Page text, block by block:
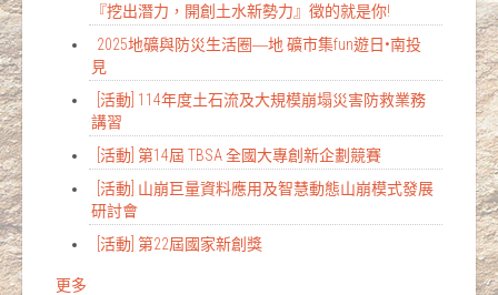
『挖出潛力，開創土水新勢力』徵的就是你!
2025地礦與防災生活圈―地 礦市集fun遊日•南投
見
[活動] 114年度土石流及大規模崩塌災害防救業務
講習
[活動] 第14屆 TBSA 全國大專創新企劃競賽
[活動] 山崩巨量資料應用及智慧動態山崩模式發展
研討會
[活動] 第22屆國家新創獎
更多